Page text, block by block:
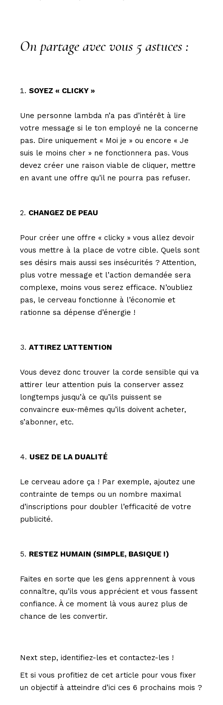
On partage avec vous 5 astuces :
SOYEZ « CLICKY »
Une personne lambda n’a pas d’intérêt à lire
votre message si le ton employé ne la concerne
pas. Dire uniquement « Moi je » ou encore « Je
suis le moins cher » ne fonctionnera pas. Vous
devez créer une raison viable de cliquer, mettre
en avant une offre qu’il ne pourra pas refuser.
CHANGEZ DE PEAU
Pour créer une offre « clicky » vous allez devoir
vous mettre à la place de votre cible. Quels sont
ses désirs mais aussi ses insécurités ? Attention,
plus votre message et l’action demandée sera
complexe, moins vous serez efficace. N’oubliez
pas, le cerveau fonctionne à l’économie et
rationne sa dépense d’énergie !
ATTIREZ L’ATTENTION
Vous devez donc trouver la corde sensible qui va
attirer leur attention puis la conserver assez
longtemps jusqu’à ce qu’ils puissent se
convaincre eux-mêmes qu’ils doivent acheter,
s’abonner, etc.
USEZ DE LA DUALITÉ
Le cerveau adore ça ! Par exemple, ajoutez une
contrainte de temps ou un nombre maximal
d’inscriptions pour doubler l’efficacité de votre
publicité.
RESTEZ HUMAIN (SIMPLE, BASIQUE !)
Faites en sorte que les gens apprennent à vous
connaître, qu’ils vous apprécient et vous fassent
confiance. À ce moment là vous aurez plus de
chance de les convertir.
Next step, identifiez-les et contactez-les !
Et si vous profitiez de cet article pour vous fixer
un objectif à atteindre d’ici ces 6 prochains mois ?